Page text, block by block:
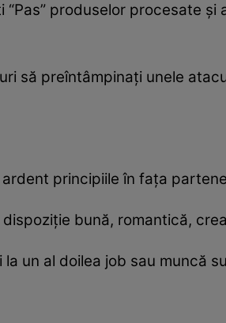
“Pas” produselor procesate
să preîntâmpinaţi unele
principiile în fața
bună, romantică,
la un al doilea job sau muncă